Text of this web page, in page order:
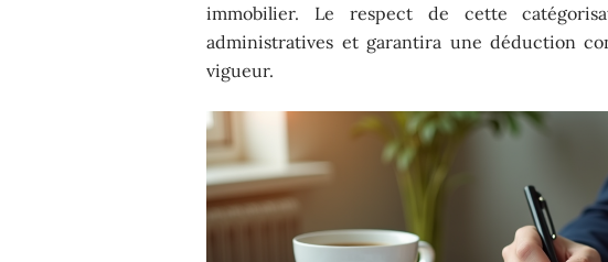
immobilier. Le respect de cette
administratives et garantira une déduction
vigueur.